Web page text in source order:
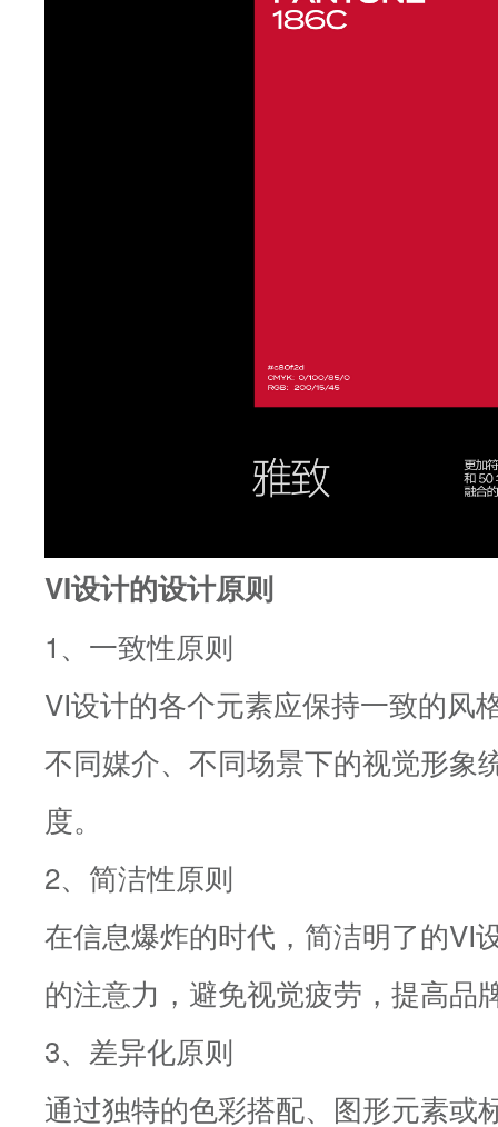
VI设计的设计原则
1、一致性原则
VI设计的各个元素应保持一致的风
不同媒介、不同场景下的视觉形象
度。
2、简洁性原则
在信息爆炸的时代，简洁明了的VI
的注意力，避免视觉疲劳，提高品
3、差异化原则
通过独特的色彩搭配、图形元素或